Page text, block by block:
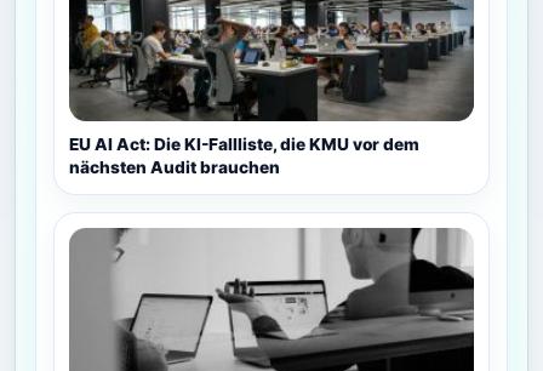
EU AI Act: Die KI-Fallliste, die KMU vor dem
nächsten Audit brauchen